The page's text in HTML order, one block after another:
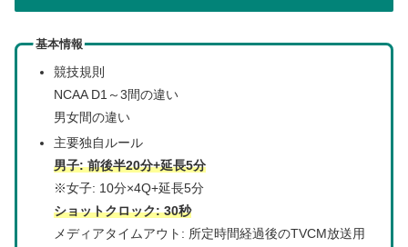
基本情報
競技規則
NCAA D1～3間の違い
男女間の違い
主要独自ルール
男子: 前後半20分+延長5分
※女子: 10分×4Q+延長5分
ショットクロック: 30秒
メディアタイムアウト: 所定時間経過後のTVCM放送用